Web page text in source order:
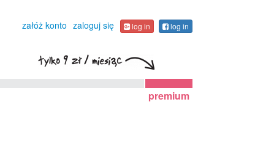
załóż konto zaloguj się log in log in
premium